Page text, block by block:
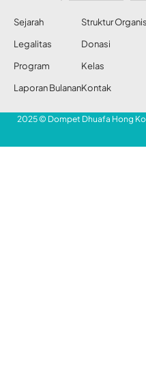
29 Jan 2012
68 Views
Share